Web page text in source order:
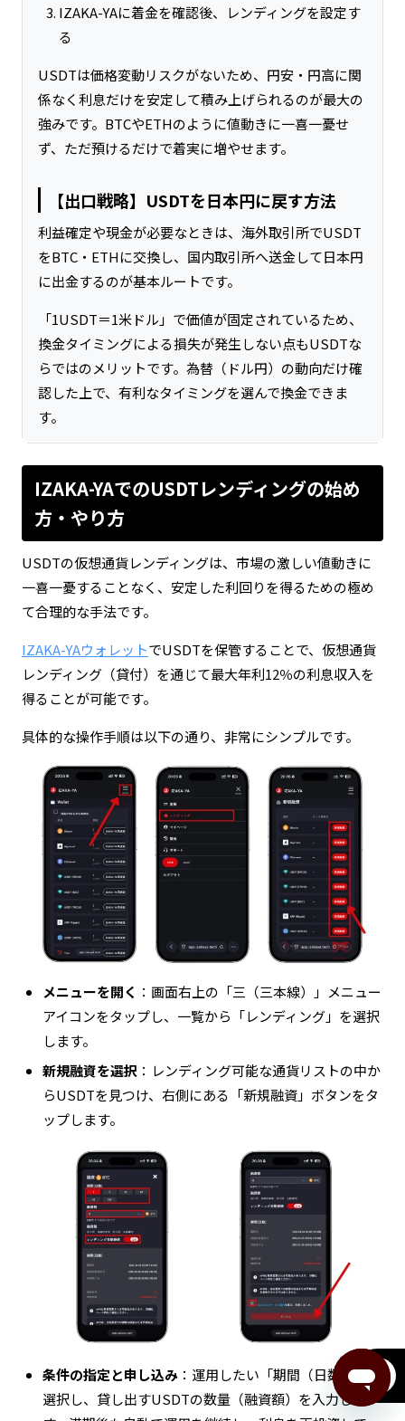
IZAKA-YAに着金を確認後、レンディングを設定す
る
USDTは価格変動リスクがないため、円安・円高に関
係なく利息だけを安定して積み上げられるのが最大の
強みです。BTCやETHのように値動きに一喜一憂せ
ず、ただ預けるだけで着実に増やせます。
【出口戦略】USDTを日本円に戻す方法
利益確定や現金が必要なときは、海外取引所でUSDT
をBTC・ETHに交換し、国内取引所へ送金して日本円
に出金するのが基本ルートです。
「1USDT＝1米ドル」で価値が固定されているため、
換金タイミングによる損失が発生しない点もUSDTな
らではのメリットです。為替（ドル円）の動向だけ確
認した上で、有利なタイミングを選んで換金できま
す。
IZAKA-YAでのUSDTレンディングの始め
方・やり方
USDTの仮想通貨レンディングは、市場の激しい値動きに
一喜一憂することなく、安定した利回りを得るための極め
て合理的な手法です。
IZAKA-YAウォレットでUSDTを保管することで、仮想通貨
レンディング（貸付）を通じて最大年利12％の利息収入を
得ることが可能です。
具体的な操作手順は以下の通り、非常にシンプルです。
メニューを開く ：画面右上の「三（三本線）」メニュー
アイコンをタップし、一覧から「レンディング」を選択
します。
新規融資を選択 ：レンディング可能な通貨リストの中か
らUSDTを見つけ、右側にある「新規融資」ボタンをタ
ップします。
条件の指定と申し込み：運用したい「期間（日数）」を
選択し、貸し出すUSDTの数量（融資額）を入力しま
menu